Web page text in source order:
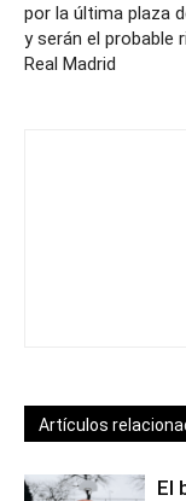
por la última plaza
y serán el probable
Real Madrid
Artículos
El